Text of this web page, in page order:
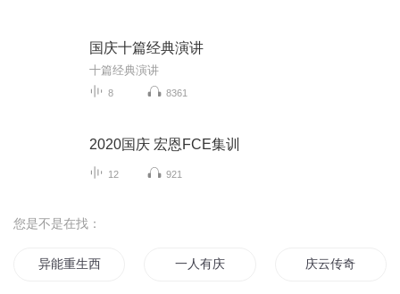
国庆十篇经典演讲
十篇经典演讲
8 8361
2020国庆 宏恩FCE集训
12 921
您是不是在找：
异能重生西门庆 一人有庆 庆云传奇